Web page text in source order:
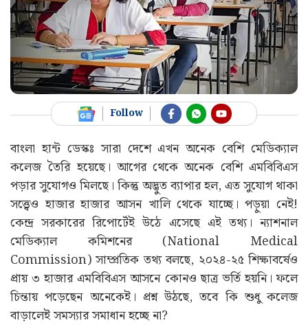
Follow
বাংলা হান্ট ডেস্কঃ সারা দেশে এখন অনেক বেশি মেডিক্যাল
কলেজ তৈরি হয়েছে। আগের থেকে অনেক বেশি এমবিবিএস
পড়ার সুযোগও মিলছে। কিন্তু অদ্ভুত ব্যাপার হল, এত সুযোগ থাকা
সত্ত্বেও হাজার হাজার আসন খালি থেকে যাচ্ছে। পড়ুয়া নেই!
কেন্দ্র সরকারের রিপোর্টেই উঠে এসেছে এই তথ্য। ন্যাশনাল
মেডিক্যাল কমিশনের (National Medical
Commission) সাম্প্রতিক তথ্য বলছে, ২০২৪-২৫ শিক্ষাবর্ষেও
প্রায় ৩ হাজার এমবিবিএস আসনে কোনও ছাত্র ভর্তি হয়নি। ফলে
চিন্তায় পড়েছেন অনেকেই। প্রশ্ন উঠছে, তবে কি শুধু কলেজ
বাড়ালেই সমস্যার সমাধান হচ্ছে না?